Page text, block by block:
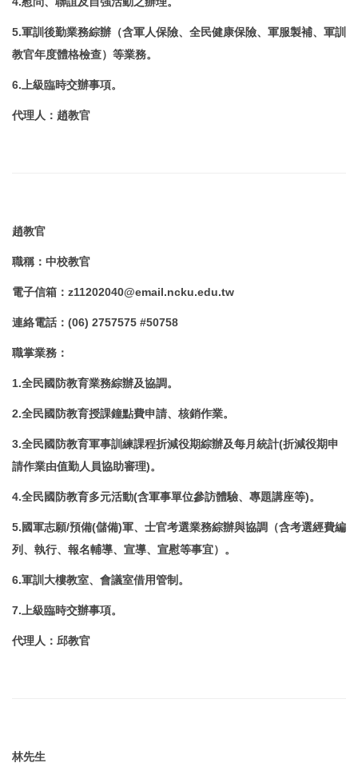
5.軍訓後勤業務綜辦（含軍人保險、全民健康保險、軍服製補、軍訓
教官年度體格檢查）等業務。
6.上級臨時交辦事項。
代理人 ：趙教官
趙教官
職稱 ： 中校教官
電子信箱 ： z11202040@email.ncku.edu.tw
連絡電話 ： (06) 2757575 #50758
職掌業務 ：
1.全民國防教育業務綜辦及協調。
2.全民國防教育授課鐘點費申請、核銷作業。
3.全民國防教育軍事訓練課程折減役期綜辦及每月統計(折減役期申
請作業由值勤人員協助審理)。
4.全民國防教育多元活動(含軍事單位參訪體驗、專題講座等)。
5.國軍志願/預備(儲備)軍、士官考選業務綜辦與協調（含考選經費編
列、執行、報名輔導、宣導、宣慰等事宜）。
6.軍訓大樓教室、會議室借用管制。
7.上級臨時交辦事項。
代理人 ： 邱教官
林先生